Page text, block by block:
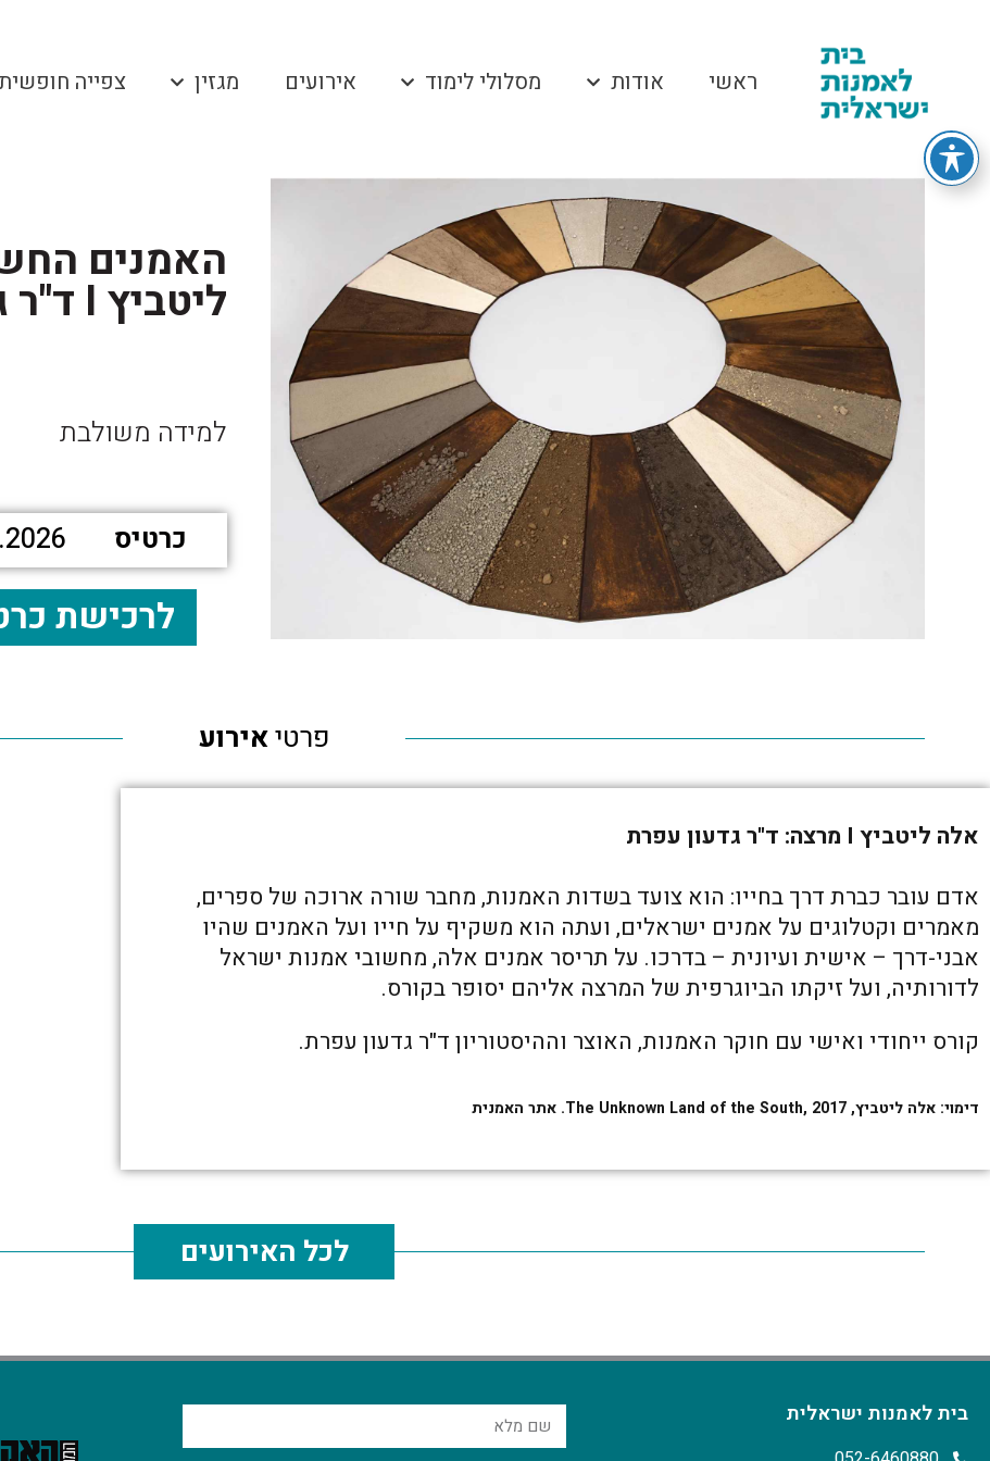
ראשי אודות מסלולי לימוד אירועים מגזין צפייה
האמנים
ליטביץ I ד"ר גדעון עפרת
למידה משולבת
כרטיס
לרכישת
פרטיאירוע
אלה ליטביץ I מרצה: ד"ר גדעון עפרת
אדם עובר כברת דרך בחייו: הוא צועד בשדות האמנות, מחבר שורה ארוכה של ספרים,
מאמרים וקטלוגים על אמנים ישראלים, ועתה הוא משקיף על חייו ועל האמנים שהיו
אבני-דרך – אישית ועיונית – בדרכו. על תריסר אמנים אלה, מחשובי אמנות ישראל
לדורותיה, ועל זיקתו הביוגרפית של המרצה אליהם יסופר בקורס.
קורס ייחודי ואישי עם חוקר האמנות, האוצר וההיסטוריון ד"ר גדעון עפרת.
דימוי: אלה ליטביץ, The Unknown Land of the South, 2017. אתר האמנית
לכל האירועים
בית לאמנות ישראלית